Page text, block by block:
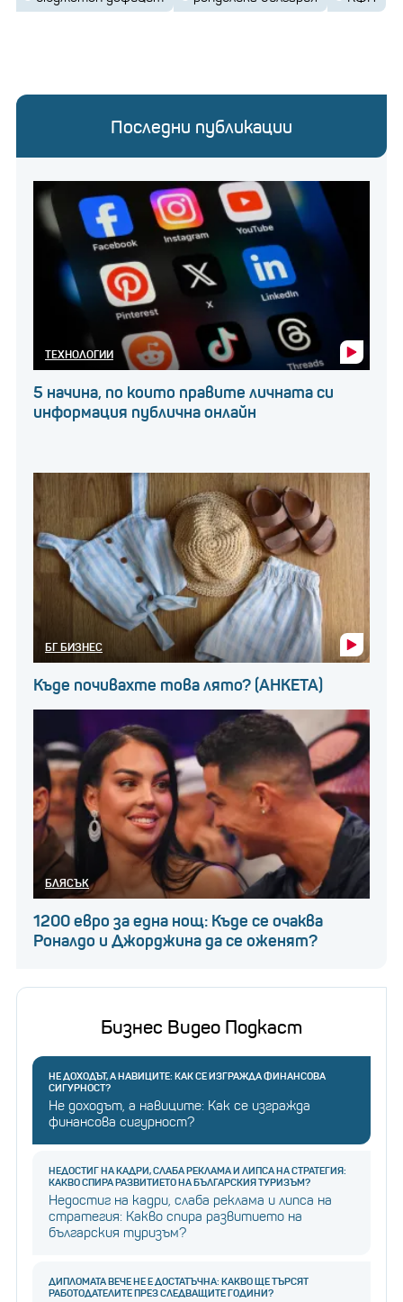
Последни публикации
ТЕХНОЛОГИИ
5 начина, по които правите личната си
информация публична онлайн
БГ БИЗНЕС
Къде почивахте това лято? (АНКЕТА)
БЛЯСЪК
1200 евро за една нощ: Къде се очаква
Роналдо и Джорджина да се оженят?
Бизнес Видео Подкаст
НЕ ДОХОДЪТ, А НАВИЦИТЕ: КАК СЕ ИЗГРАЖДА ФИНАНСОВА
СИГУРНОСТ?
Не доходът, а навиците: Как се изгражда
финансова сигурност?
НЕДОСТИГ НА КАДРИ, СЛАБА РЕКЛАМА И ЛИПСА НА СТРАТЕГИЯ:
КАКВО СПИРА РАЗВИТИЕТО НА БЪЛГАРСКИЯ ТУРИЗЪМ?
Недостиг на кадри, слаба реклама и липса на
стратегия: Какво спира развитието на
българския туризъм?
ДИПЛОМАТА ВЕЧЕ НЕ Е ДОСТАТЪЧНА: КАКВО ЩЕ ТЪРСЯТ
РАБОТОДАТЕЛИТЕ ПРЕЗ СЛЕДВАЩИТЕ ГОДИНИ?